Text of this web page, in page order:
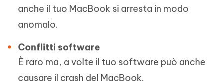
anche il tuo MacBook si arresta in modo
anomalo.
Conflitti software
È raro ma, a volte il tuo software può anche
causare il crash del MacBook.